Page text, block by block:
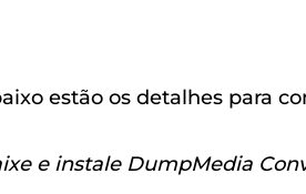
estão os detalhes para
e instale DumpMedia